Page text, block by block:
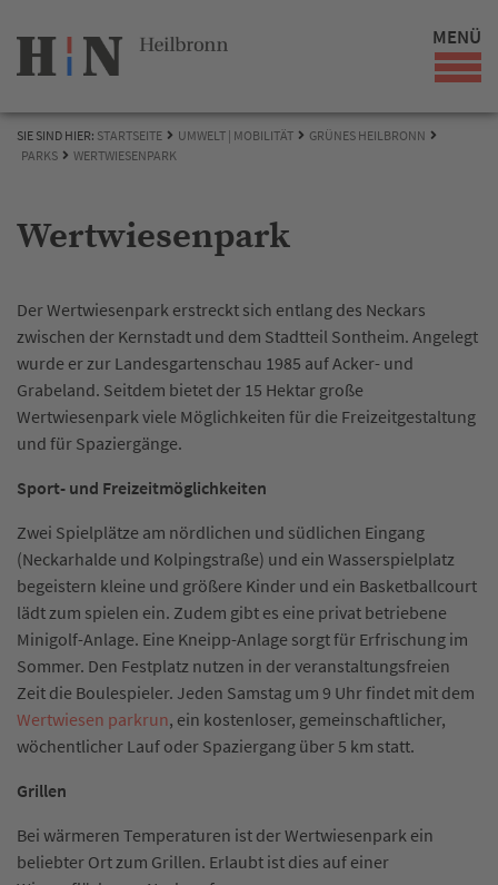
MENÜ
SIE SIND HIER: STARTSEITE UMWELT | MOBILITÄT
GRÜNES HEILBRONN
PARKS
WERTWIESENPARK
Wertwiesenpark
Der Wertwiesenpark erstreckt sich entlang des Neckars
zwischen der Kernstadt und dem Stadtteil Sontheim. Angelegt
wurde er zur Landesgartenschau 1985 auf Acker- und
Grabeland. Seitdem bietet der 15 Hektar große
Wertwiesenpark viele Möglichkeiten für die Freizeitgestaltung
und für Spaziergänge.
Sport- und Freizeitmöglichkeiten
Zwei Spielplätze am nördlichen und südlichen Eingang
(Neckarhalde und Kolpingstraße) und ein Wasserspielplatz
begeistern kleine und größere Kinder und ein Basketballcourt
lädt zum spielen ein. Zudem gibt es eine privat betriebene
Minigolf-Anlage. Eine Kneipp-Anlage sorgt für Erfrischung im
Sommer. Den Festplatz nutzen in der veranstaltungsfreien
Zeit die Boulespieler. Jeden Samstag um 9 Uhr findet mit dem
Wertwiesen parkrun, ein kostenloser, gemeinschaftlicher,
wöchentlicher Lauf oder Spaziergang über 5 km statt.
Grillen
Bei wärmeren Temperaturen ist der Wertwiesenpark ein
beliebter Ort zum Grillen. Erlaubt ist dies auf einer